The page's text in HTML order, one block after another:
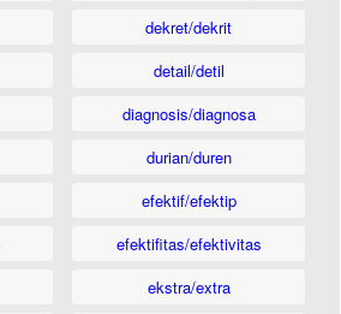
dekret/dekrit
detail/detil
diagnosis/diagnosa
durian/duren
efektif/efektip
efektifitas/efektivitas
ekstra/extra